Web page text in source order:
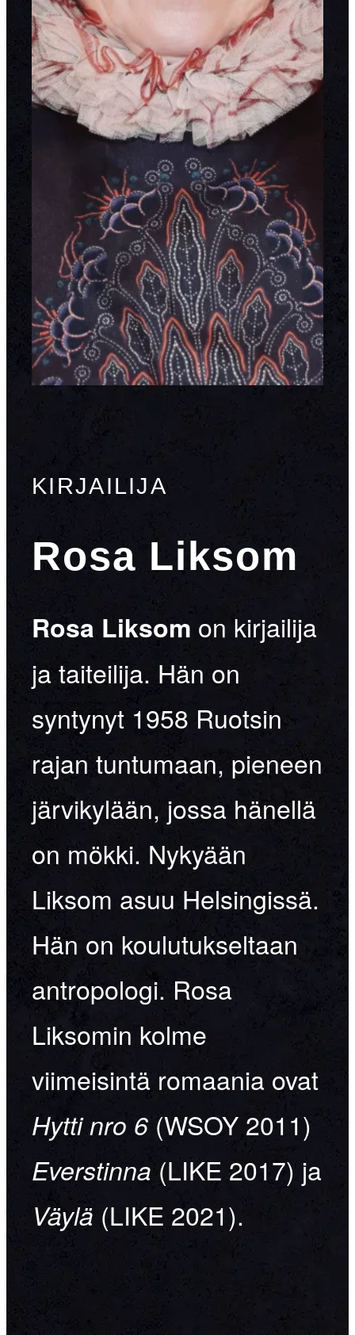
KIRJAILIJA
Rosa Liksom
Rosa Liksom on kirjailija
ja taiteilija. Hän on
syntynyt 1958 Ruotsin
rajan tuntumaan, pieneen
järvikylään, jossa hänellä
on mökki. Nykyään
Liksom asuu Helsingissä.
Hän on koulutukseltaan
antropologi. Rosa
Liksomin kolme
viimeisintä romaania ovat
Hytti nro 6 (WSOY 2011)
Everstinna (LIKE 2017) ja
Väylä (LIKE 2021).